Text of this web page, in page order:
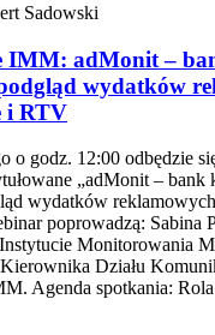
Sadowski
IMM: adMonit –
wydatków
i RTV
o godz. 12:00 odbędzie
„adMonit – bank
wydatków
poprowadzą: Sabina
Monitorowania
Działu
Agenda spotkania: